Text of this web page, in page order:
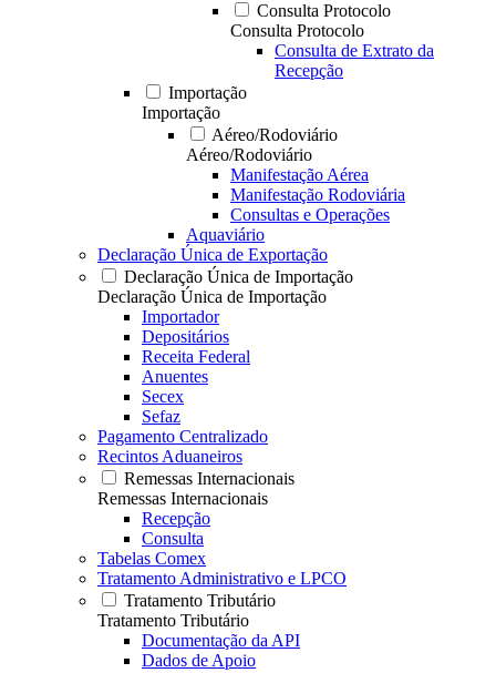
Consulta Protocolo
Consulta Protocolo
Consulta de Extrato da
Recepção
Importação
Importação
Aéreo/Rodoviário
Aéreo/Rodoviário
Manifestação Aérea
Manifestação Rodoviária
Consultas e Operações
Aquaviário
Declaração Única de Exportação
Declaração Única de Importação
Declaração Única de Importação
Importador
Depositários
Receita Federal
Anuentes
Secex
Sefaz
Pagamento Centralizado
Recintos Aduaneiros
Remessas Internacionais
Remessas Internacionais
Recepção
Consulta
Tabelas Comex
Tratamento Administrativo e LPCO
Tratamento Tributário
Tratamento Tributário
Documentação da API
Dados de Apoio